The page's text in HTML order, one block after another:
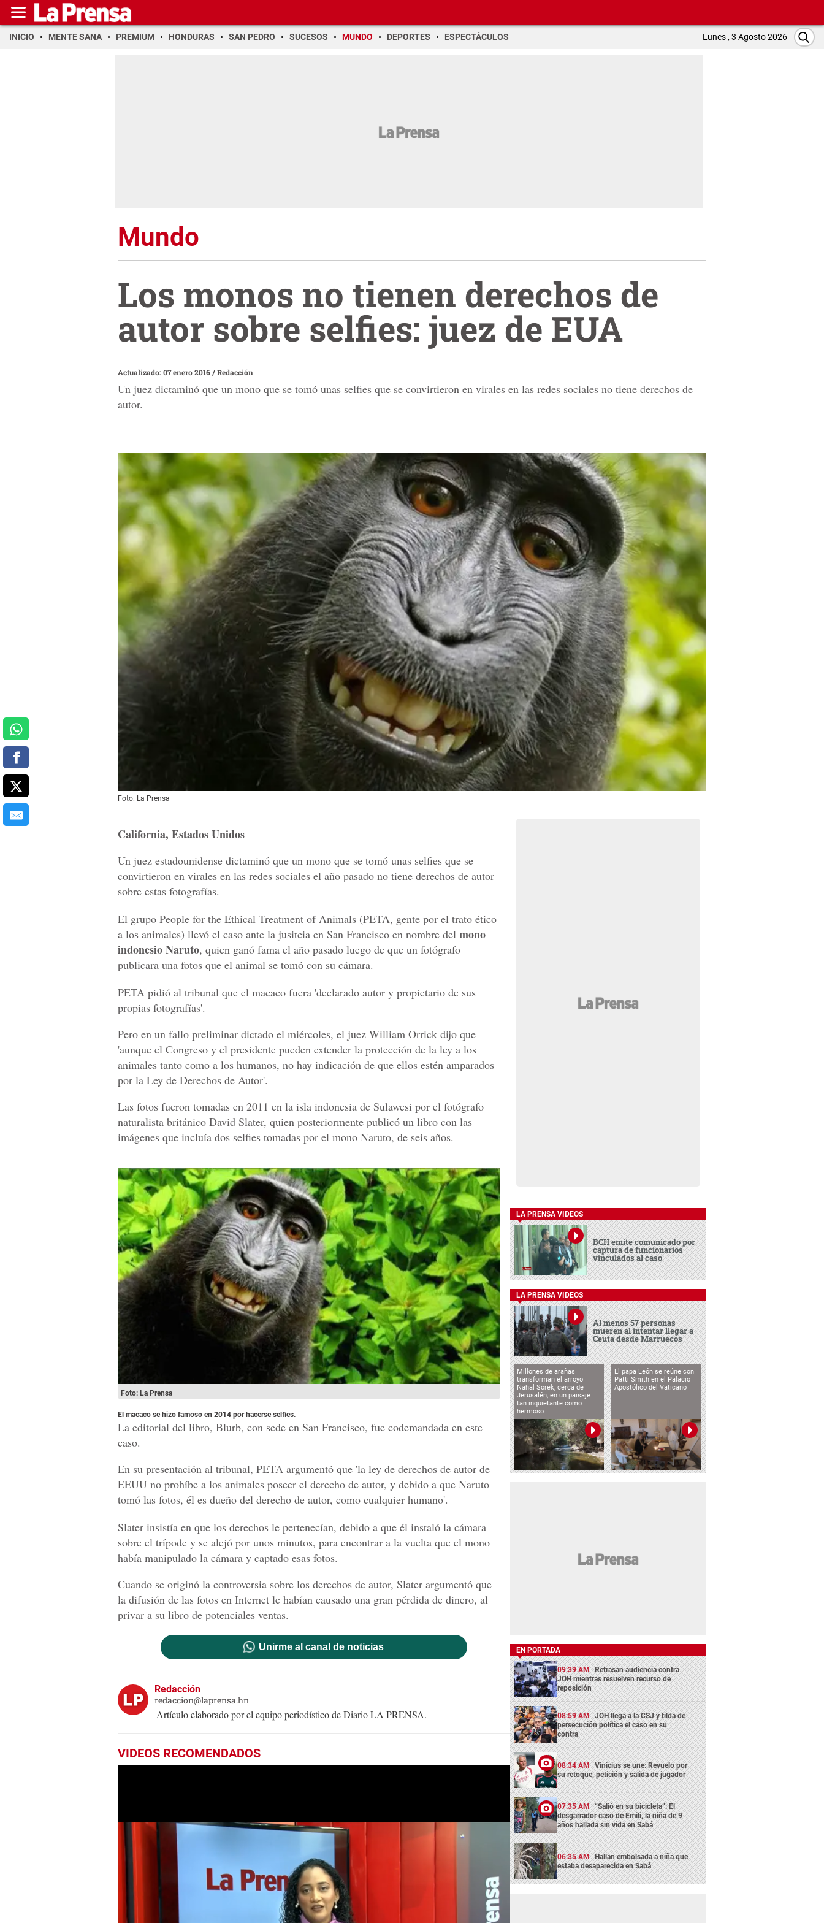
INICIO MENTE SANA PREMIUM HONDURAS SAN PEDRO SUCESOS MUNDO DEPORTES ESPECTÁCULOS Lunes , 3 Agosto 2026
Mundo
Los monos no tienen derechos de
autor sobre selfies: juez de EUA
Actualizado: 07 enero 2016/Redacción
Un juez dictaminó que un mono que se tomó unas selfies que se convirtieron en virales en las redes sociales no tiene derechos de
autor.
Foto: La Prensa
California, Estados Unidos
Un juez estadounidense dictaminó que un mono que se tomó unas selfies que se
convirtieron en virales en las redes sociales el año pasado no tiene derechos de autor
sobre estas fotografías.
El grupo People for the Ethical Treatment of Animals (PETA, gente por el trato ético
a los animales) llevó el caso ante la jusitcia en San Francisco en nombre del mono
indonesio Naruto, quien ganó fama el año pasado luego de que un fotógrafo
publicara una fotos que el animal se tomó con su cámara.
PETA pidió al tribunal que el macaco fuera 'declarado autor y propietario de sus
propias fotografías'.
Pero en un fallo preliminar dictado el miércoles, el juez William Orrick dijo que
'aunque el Congreso y el presidente pueden extender la protección de la ley a los
animales tanto como a los humanos, no hay indicación de que ellos estén amparados
por la Ley de Derechos de Autor'.
Las fotos fueron tomadas en 2011 en la isla indonesia de Sulawesi por el fotógrafo
naturalista británico David Slater, quien posteriormente publicó un libro con las
imágenes que incluía dos selfies tomadas por el mono Naruto, de seis años.
Foto: La Prensa
El macaco se hizo famoso en 2014 por hacerse selfies.
La editorial del libro, Blurb, con sede en San Francisco, fue codemandada en este
caso.
En su presentación al tribunal, PETA argumentó que 'la ley de derechos de autor de
EEUU no prohíbe a los animales poseer el derecho de autor, y debido a que Naruto
tomó las fotos, él es dueño del derecho de autor, como cualquier humano'.
Slater insistía en que los derechos le pertenecían, debido a que él instaló la cámara
sobre el trípode y se alejó por unos minutos, para encontrar a la vuelta que el mono
había manipulado la cámara y captado esas fotos.
Cuando se originó la controversia sobre los derechos de autor, Slater argumentó que
la difusión de las fotos en Internet le habían causado una gran pérdida de dinero, al
privar a su libro de potenciales ventas.
Unirme al canal de noticias
Redacción
redaccion@laprensa.hn
Artículo elaborado por el equipo periodístico de Diario LA PRENSA.
VIDEOS RECOMENDADOS
LA PRENSA VIDEOS
BCH emite comunicado por
captura de funcionarios
vinculados al caso
LA PRENSA VIDEOS
Al menos 57 personas
mueren al intentar llegar a
Ceuta desde Marruecos
Millones de arañas
transforman el arroyo
Nahal Sorek, cerca de
Jerusalén, en un paisaje
tan inquietante como
hermoso
El papa León se reúne con
Patti Smith en el Palacio
Apostólico del Vaticano
EN PORTADA
09:39 AM Retrasan audiencia contra
JOH mientras resuelven recurso de
reposición
08:59 AM JOH llega a la CSJ y tilda de
persecución política el caso en su
contra
08:34 AM Vinicius se une: Revuelo por
su retoque, petición y salida de jugador
07:35 AM “Salió en su bicicleta”: El
desgarrador caso de Emili, la niña de 9
años hallada sin vida en Sabá
06:35 AM Hallan embolsada a niña que
estaba desaparecida en Sabá